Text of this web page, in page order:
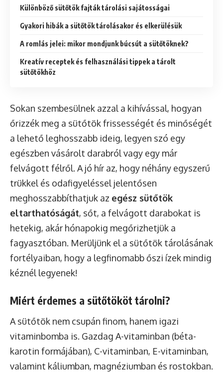
Különböző sütőtök fajták tárolási sajátosságai
Gyakori hibák a sütőtök tárolásakor és elkerülésük
A romlás jelei: mikor mondjunk búcsút a sütőtöknek?
Kreatív receptek és felhasználási tippek a tárolt
sütőtökhöz
Sokan szembesülnek azzal a kihívással, hogyan
őrizzék meg a sütőtök frissességét és minőségét
a lehető leghosszabb ideig, legyen szó egy
egészben vásárolt darabról vagy egy már
felvágott félről. A jó hír az, hogy néhány egyszerű
trükkel és odafigyeléssel jelentősen
meghosszabbíthatjuk az egész sütőtök
eltarthatóságát, sőt, a felvágott darabokat is
hetekig, akár hónapokig megőrizhetjük a
fagyasztóban. Merüljünk el a sütőtök tárolásának
fortélyaiban, hogy a legfinomabb őszi ízek mindig
kéznél legyenek!
Miért érdemes a sütőtököt tárolni?
A sütőtök nem csupán finom, hanem igazi
vitaminbomba is. Gazdag A-vitaminban (béta-
karotin formájában), C-vitaminban, E-vitaminban,
valamint káliumban, magnéziumban és rostokban.